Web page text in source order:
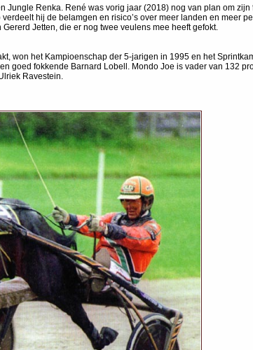
Renka. René was vorig jaar (2018) nog van plan om
hij de belamgen en risico’s over meer landen en meer
Jetten, die er nog twee veulens mee heeft gefokt.
won het Kampioenschap der 5-jarigen in 1995 en het
goed fokkende Barnard Lobell. Mondo Joe is vader van 132
Ravestein.